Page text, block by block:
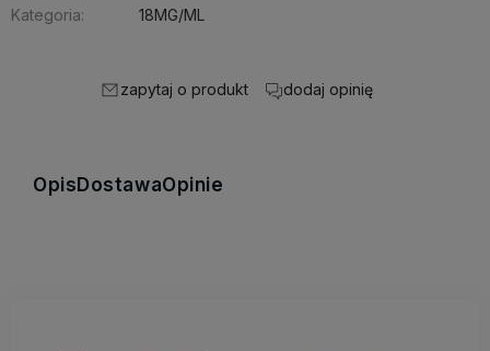
Kategoria:
18MG/ML
zapytaj o produkt dodaj opinię
Opis DostawaOpinie